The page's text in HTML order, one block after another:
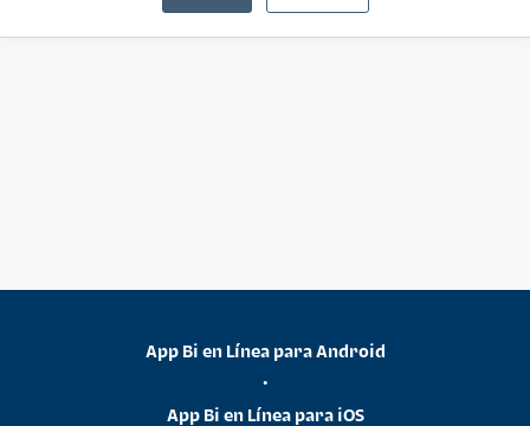
App Bi en Línea para Android
•
App Bi en Línea para iOS